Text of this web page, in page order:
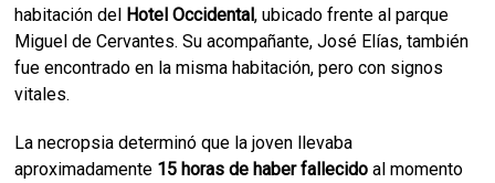
habitación del Hotel Occidental, ubicado frente al parque
Miguel de Cervantes. Su acompañante, José Elías, también
fue encontrado en la misma habitación, pero con signos
vitales.
La necropsia determinó que la joven llevaba
aproximadamente 15 horas de haber fallecido al momento